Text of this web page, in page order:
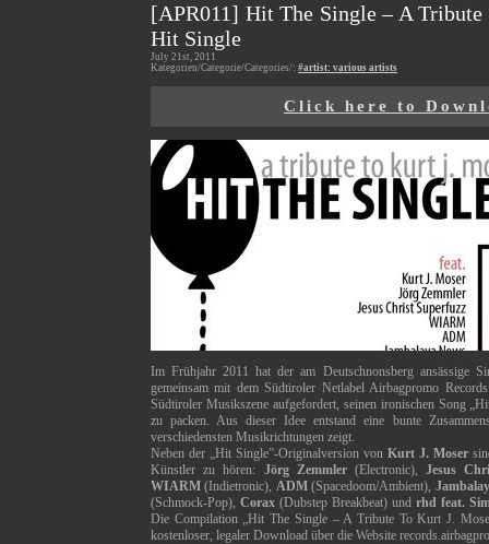
[APR011] Hit The Single – A Tribute
Hit Single
July 21st, 2011
Kategorien/Categorie/Categories/: #artist: various artists
Click here to
Im Frühjahr 2011 hat der am Deutschnonsberg ansässige
gemeinsam mit dem Südtiroler Netlabel Airbagpromo
Südtiroler Musikszene aufgefordert, seinen ironischen Song
zu packen. Aus dieser Idee entstand eine bunte
verschiedensten Musikrichtungen zeigt.
Neben der „Hit Single”-Originalversion von Kurt J. Moser
Künstler zu hören: Jörg Zemmler(Electronic),Jesus
WIARM (Indietronic), ADM(Spacedoom/Ambient),
(Schmock-Pop), Corax (Dubstep Breakbeat) und rhd feat.
Die Compilation „Hit The Single – A Tribute To Kurt J.
kostenloser, legaler Download über die Website